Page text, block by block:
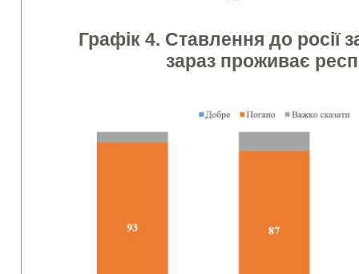
Графік 4. Ставлення до росії
зараз проживає